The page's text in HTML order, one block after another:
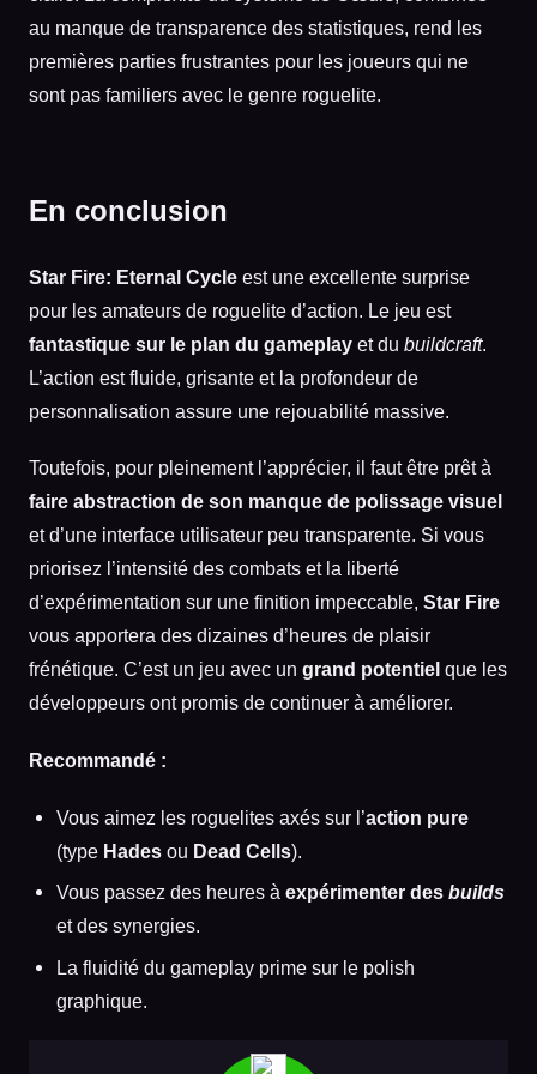
au manque de transparence des statistiques, rend les
premières parties frustrantes pour les joueurs qui ne
sont pas familiers avec le genre roguelite.
En conclusion
Star Fire: Eternal Cycle est une excellente surprise
pour les amateurs de roguelite d’action. Le jeu est
fantastique sur le plan du gameplay et du buildcraft.
L’action est fluide, grisante et la profondeur de
personnalisation assure une rejouabilité massive.
Toutefois, pour pleinement l’apprécier, il faut être prêt à
faire abstraction de son manque de polissage visuel
et d’une interface utilisateur peu transparente. Si vous
priorisez l’intensité des combats et la liberté
d’expérimentation sur une finition impeccable, Star Fire
vous apportera des dizaines d’heures de plaisir
frénétique. C’est un jeu avec un grand potentiel que les
développeurs ont promis de continuer à améliorer.
Recommandé :
Vous aimez les roguelites axés sur l’action pure
(type Hadesou Dead Cells).
Vous passez des heures à expérimenter des builds
et des synergies.
La fluidité du gameplay prime sur le polish
graphique.